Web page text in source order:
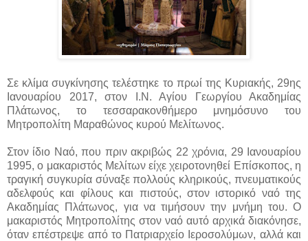
Σε κλίμα συγκίνησης τελέστηκε το πρωί της Κυριακής, 29ης
Ιανουαρίου 2017, στον Ι.Ν. Αγίου Γεωργίου Ακαδημίας
Πλάτωνος, το τεσσαρακονθήμερο μνημόσυνο του
Μητροπολίτη Μαραθώνος κυρού Μελίτωνος.
Στον ίδιο Ναό, που πριν ακριβώς 22 χρόνια, 29 Ιανουαρίου
1995, ο μακαριστός Μελίτων είχε χειροτονηθεί Επίσκοπος, η
τραγική συγκυρία σύναξε πολλούς κληρικούς, πνευματικούς
αδελφούς και φίλους και πιστούς, στον ιστορικό ναό της
Ακαδημίας Πλάτωνος, για να τιμήσουν την μνήμη του. Ο
μακαριστός Μητροπολίτης στον ναό αυτό αρχικά διακόνησε,
όταν επέστρεψε από το Πατριαρχείο Ιεροσολύμων, αλλά και